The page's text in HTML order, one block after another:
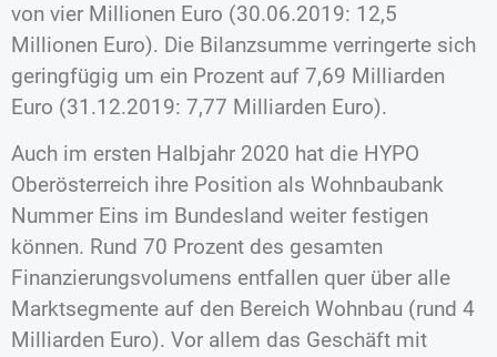
von vier Millionen Euro (30.06.2019: 12,5
Millionen Euro). Die Bilanzsumme verringerte sich
geringfügig um ein Prozent auf 7,69 Milliarden
Euro (31.12.2019: 7,77 Milliarden Euro).
Auch im ersten Halbjahr 2020 hat die HYPO
Oberösterreich ihre Position als Wohnbaubank
Nummer Eins im Bundesland weiter festigen
können. Rund 70 Prozent des gesamten
Finanzierungsvolumens entfallen quer über alle
Marktsegmente auf den Bereich Wohnbau (rund 4
Milliarden Euro). Vor allem das Geschäft mit